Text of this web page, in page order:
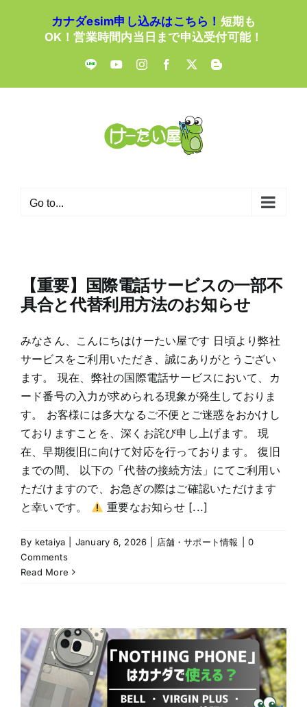
カナダesim申し込みはこちら！ 短期も
OK！営業時間内当日まで申込受付可能！
LINE YouTubeInstagramFacebook
X Blogger
Go to...
【重要】国際電話サービスの一部不
具合と代替利用方法のお知らせ
みなさん、こんにちはけーたい屋です 日頃より弊社
サービスをご利用いただき、誠にありがとうござい
ます。 現在、弊社の国際電話サービスにおいて、カ
ード番号の入力が求められる現象が発生しておりま
す。 お客様には多大なるご不便とご迷惑をおかけし
ておりますことを、深くお詫び申し上げます。 現
在、早期復旧に向けて対応を行っております。 復旧
までの間、 以下の「代替の接続方法」にてご利用い
ただけますので、お急ぎの際はご確認いただけます
と幸いです。
重要なお知らせ [...]
By ketaiya January 6, 2026 店舗・サポート情報
0
Comments
Read More